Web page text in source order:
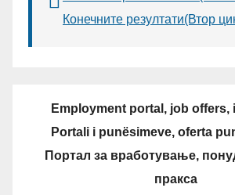
Конечните резултати(Втор
Employment portal, job
Portali i punësimeve, oferta
Портал за вработување,
пракса